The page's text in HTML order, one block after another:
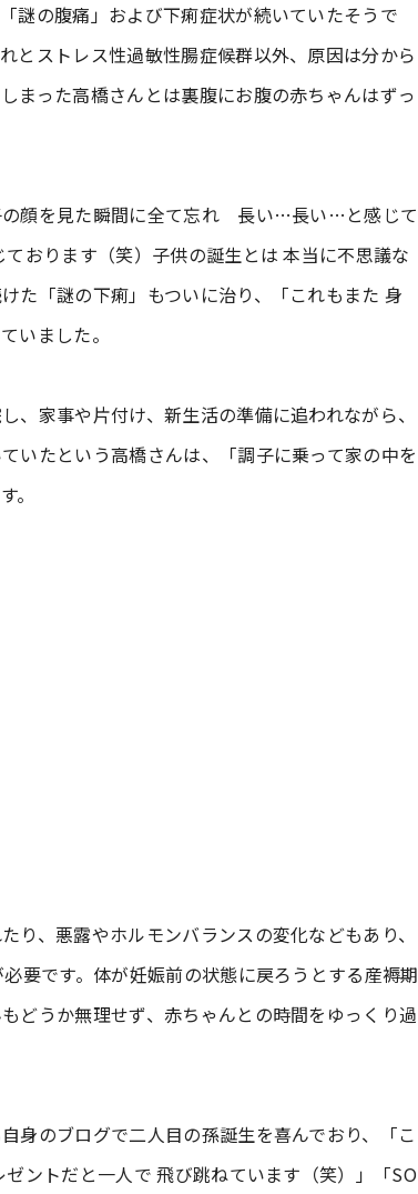
謎の腹痛」および下痢症状が続いていたそうで
とストレス性過敏性腸症候群以外、原因は分から
まった高橋さんとは裏腹にお腹の赤ちゃんはずっ
顔を見た瞬間に全て忘れ 長い…長い…と感じて
おります（笑）子供の誕生とは 本当に不思議な
た「謎の下痢」もついに治り、「これもまた 身
いました。
、家事や片付け、新生活の準備に追われながら、
いたという高橋さんは、「調子に乗って家の中を
。
、悪露やホルモンバランスの変化などもあり、
要です。体が妊娠前の状態に戻ろうとする産褥期
どうか無理せず、赤ちゃんとの時間をゆっくり過
身のブログで二人目の孫誕生を喜んでおり、「こ
ントだと一人で 飛び跳ねています（笑）」「SO